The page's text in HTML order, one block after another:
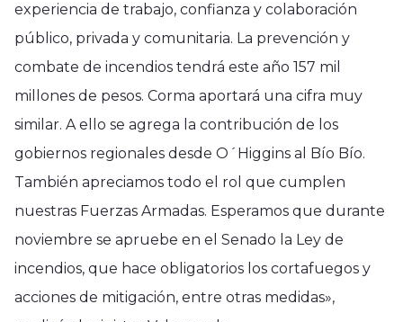
experiencia de trabajo, confianza y colaboración
público, privada y comunitaria. La prevención y
combate de incendios tendrá este año 157 mil
millones de pesos. Corma aportará una cifra muy
similar. A ello se agrega la contribución de los
gobiernos regionales desde O´Higgins al Bío Bío.
También apreciamos todo el rol que cumplen
nuestras Fuerzas Armadas. Esperamos que durante
noviembre se apruebe en el Senado la Ley de
incendios, que hace obligatorios los cortafuegos y
acciones de mitigación, entre otras medidas»,